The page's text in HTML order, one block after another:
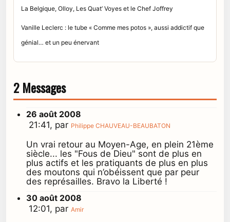
La Belgique, Olloy, Les Quat’ Voyes et le Chef Joffrey
Vanille Leclerc : le tube « Comme mes potos », aussi addictif que
génial… et un peu énervant
2 Messages
26 août 2008
21:41, par Philippe CHAUVEAU-BEAUBATON
Un vrai retour au Moyen-Age, en plein 21ème
siècle... les "Fous de Dieu" sont de plus en
plus actifs et les pratiquants de plus en plus
des moutons qui n’obéissent que par peur
des représailles. Bravo la Liberté !
30 août 2008
12:01, par Amir